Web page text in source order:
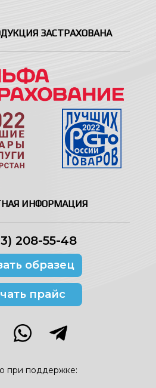
ЗАСТРАХОВАНА
ИНФОРМАЦИЯ
208-55-48
образец
прайс
при поддержке: